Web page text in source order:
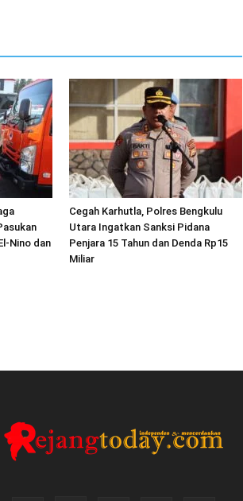
Nino dan
Cegah Karhutla, Polres Bengkulu
Utara Ingatkan Sanksi Pidana
Penjara 15 Tahun dan Denda Rp15
Miliar